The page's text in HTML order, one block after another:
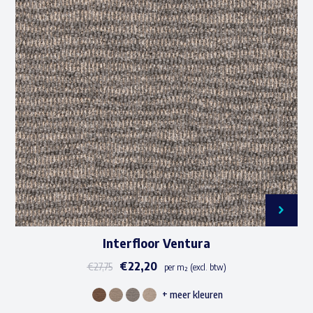
Deze
optie
kan
gekozen
worden
op
de
productpagina
Interfloor Ventura
€27,75 €22,20 per m² (excl. btw)
+ meer kleuren